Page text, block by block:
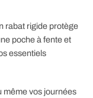
rabat rigide protège
poche à fente et
essentiels
même vos journées